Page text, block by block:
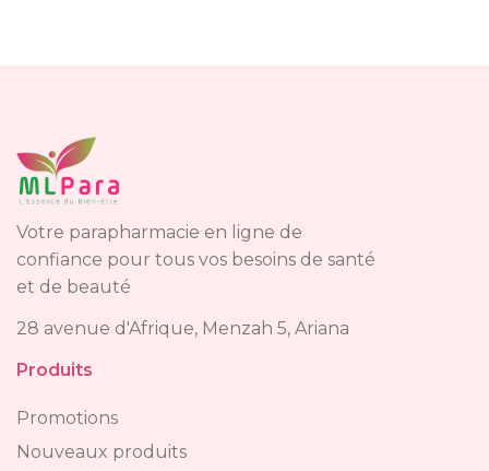
Votre parapharmacie en ligne de
confiance pour tous vos besoins de santé
et de beauté
28 avenue d'Afrique, Menzah 5, Ariana
Produits
Promotions
Nouveaux produits